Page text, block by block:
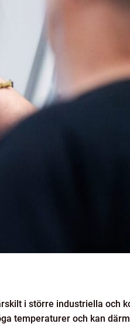
i större industriella och
temperaturer och kan